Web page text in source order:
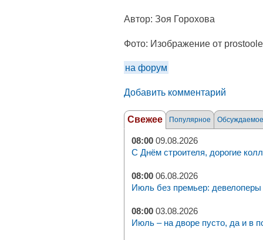
Автор: Зоя Горохова
Фото: Изображение от
на форум
Добавить комментарий
Свежее Популярное Обсуждаемое
08:00 09.08.2026
С Днём строителя, дорогие
08:00 06.08.2026
Июль без премьер: девелоперы
08:00 03.08.2026
Июль – на дворе пусто, да и в